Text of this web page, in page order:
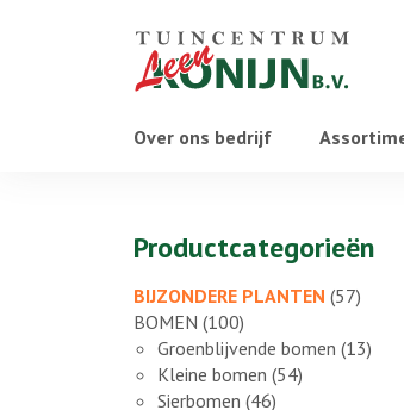
Over ons bedrijf
Productcategorieën
BIJZONDERE PLANTEN (57)
BOMEN (100)
Groenblijvende bomen (13)
Kleine bomen (54)
Sierbomen (46)